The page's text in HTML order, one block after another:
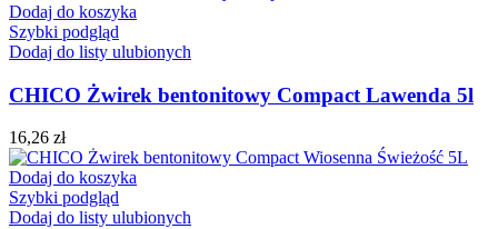
Dodaj do koszyka
Szybki podgląd
Dodaj do listy ulubionych
CHICO Żwirek bentonitowy Compact Lawenda 5l
16,26 zł
Dodaj do koszyka
Szybki podgląd
Dodaj do listy ulubionych